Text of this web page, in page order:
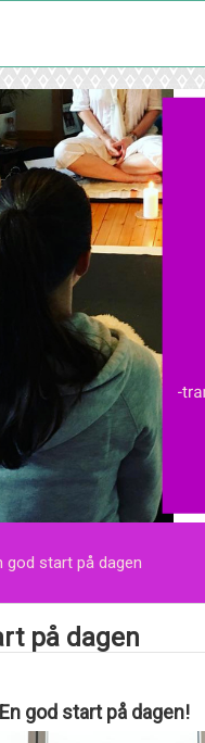
god start på dagen
på dagen
god start på dagen!